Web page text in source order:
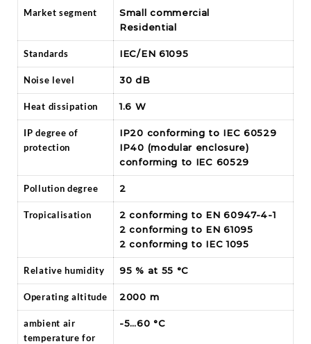
Market segment
Small commercial
Residential
Standards IEC/EN 61095
Noise level 30 dB
Heat dissipation 1.6 W
IP degree of
protection
IP20 conforming to IEC 60529
IP40 (modular enclosure)
conforming to IEC 60529
Pollution degree 2
Tropicalisation
2 conforming to EN 60947-4-1
2 conforming to EN 61095
2 conforming to IEC 1095
Relative humidity 95 % at 55 °C
Operating altitude 2000 m
ambient air
temperature for
-5…60 °C